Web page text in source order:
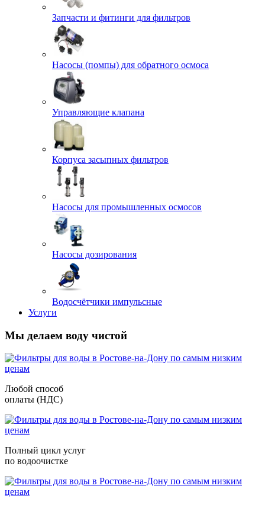
Запчасти и фитинги для фильтров
Насосы (помпы) для обратного осмоса
Управляющие клапана
Корпуса засыпных фильтров
Насосы для промышленных осмосов
Насосы дозирования
Водосчётчики импульсные
Услуги
Мы делаем воду чистой
Любой способ
оплаты (НДС)
Полный цикл услуг
по водоочистке